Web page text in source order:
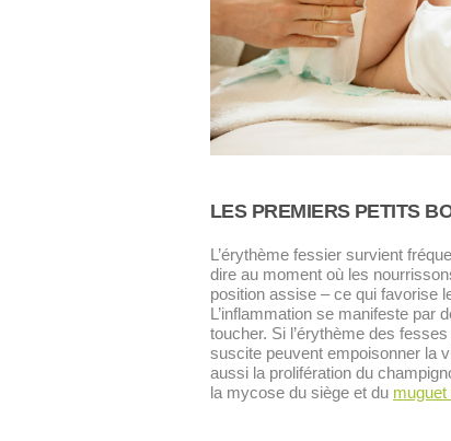
LES PREMIERS PETITS
L’érythème fessier survient
dire au moment où les
position assise – ce qui favorise
L’inflammation se manifeste par
toucher. Si l’érythème des
suscite peuvent empoisonner la
aussi la prolifération du
la mycose du siège et du